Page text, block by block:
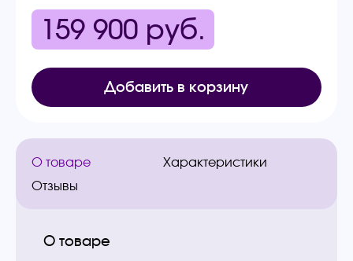
159 900 руб.
Добавить в корзину
О товаре
Характеристики
Отзывы
О товаре